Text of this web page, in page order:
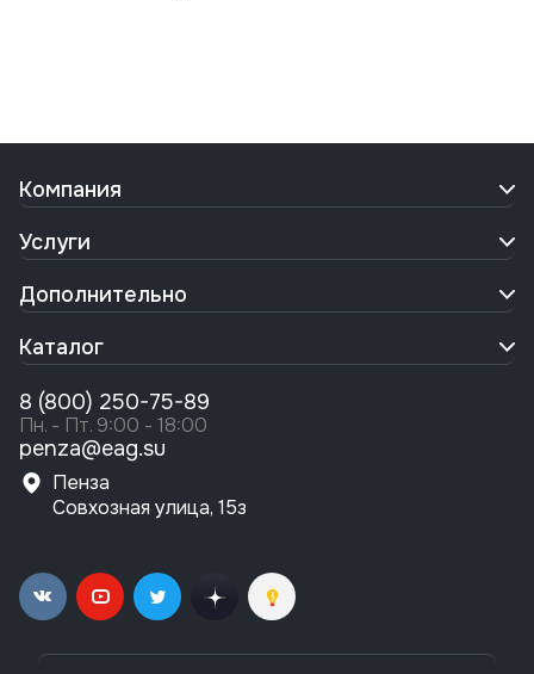
Компания
Услуги
Дополнительно
Каталог
8 (800) 250-75-89
Пн. - Пт. 9:00 - 18:00
penza@eag.su
Пенза
Совхозная улица, 15з